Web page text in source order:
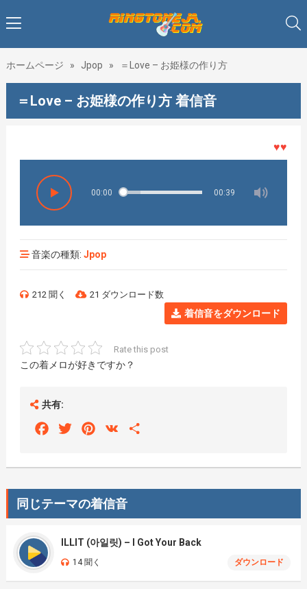
ホームページ » Jpop » ＝Love – お姫様の作り方
＝Love – お姫様の作り方 着信音
♥♥♥着メ
00:00 00:39
音楽の種類: Jpop
212 聞く 21 ダウンロード数
着信音をダウンロード
Rate this post
この着メロが好きですか？
共有:
FacebookTwitterPinterest
VK
同じテーマの着信音
ILLIT (아일릿) – I Got Your Back
14 聞く ダウンロード